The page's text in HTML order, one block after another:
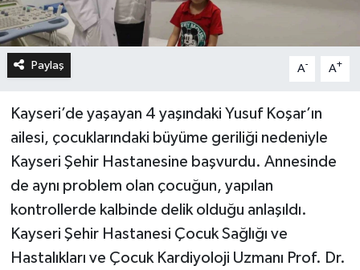
Paylaş A- A+
Kayseri’de yaşayan 4 yaşındaki Yusuf Koşar’ın
ailesi, çocuklarındaki büyüme geriliği nedeniyle
Kayseri Şehir Hastanesine başvurdu. Annesinde
de aynı problem olan çocuğun, yapılan
kontrollerde kalbinde delik olduğu anlaşıldı.
Kayseri Şehir Hastanesi Çocuk Sağlığı ve
Hastalıkları ve Çocuk Kardiyoloji Uzmanı Prof. Dr.